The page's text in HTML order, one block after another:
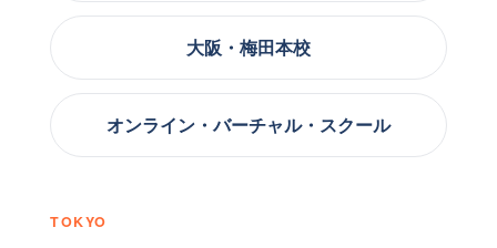
大阪・梅田本校
オンライン・バーチャル・スクール
TOKYO